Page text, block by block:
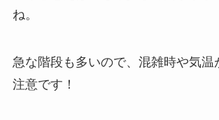
ね。
急な階段も多いので、混雑時や気温
注意です！